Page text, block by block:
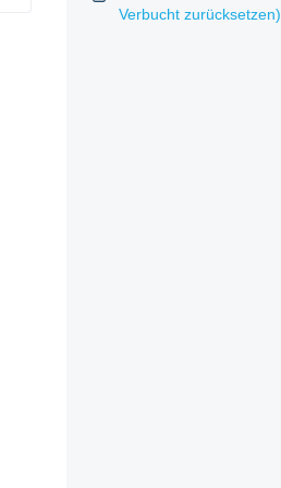
Verbucht zurücksetzen)